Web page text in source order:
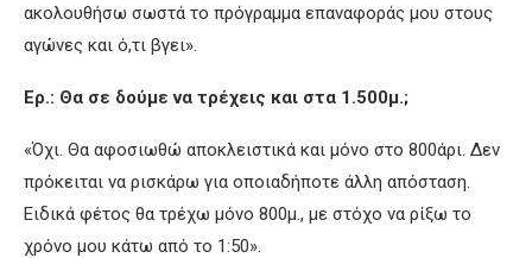
ακολουθήσω σωστά το πρόγραμμα επαναφοράς μου στους
αγώνες και ό,τι βγει».
Ερ.: Θα σε δούμε να τρέχεις και στα 1.500μ.;
«Όχι. Θα αφοσιωθώ αποκλειστικά και μόνο στο 800άρι. Δεν
πρόκειται να ρισκάρω για οποιαδήποτε άλλη απόσταση.
Ειδικά φέτος θα τρέχω μόνο 800μ., με στόχο να ρίξω το
χρόνο μου κάτω από το 1:50».